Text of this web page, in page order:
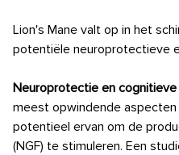
Lion's Mane valt op in het
potentiële neuroprotectieve
Neuroprotectie en
meest opwindende aspecten
potentieel ervan om de
(NGF) te stimuleren. Een